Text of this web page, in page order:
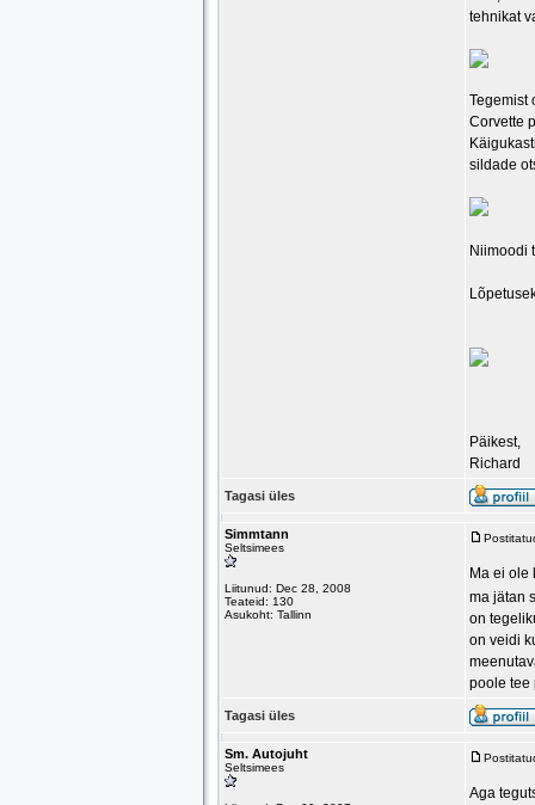
tehnikat
Tegemist
Corvette
sildade
Niimoodi
Päikest,
Richard
Tagasi üles
Simmtann
Seltsimees
Liitunud: Dec 28, 2008
Teateid: 130
Asukoht: Tallinn
Ma ei ole
ma jätan
on
on veidi
poole tee
Tagasi üles
Sm. Autojuht
Seltsimees
Aga